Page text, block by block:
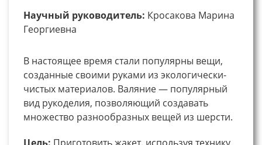
Научный руководитель: Кросакова Марина
Георгиевна
В настоящее время стали популярны вещи,
созданные своими руками из экологически-
чистых материалов. Валяние — популярный
вид рукоделия, позволяющий создавать
множество разнообразных вещей из шерсти.